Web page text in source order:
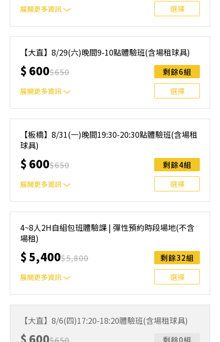
展開更多資訊
選擇
制。歡迎邀請親友一同報名參加，享受團體運動樂趣！ 如
人數未達開班門檻，或因天候不佳無法如期舉行，POA將視
情況安排延期或併班處理。 ⚠️ 報名完成後，如因天候因素
無法上課，僅提供課程延期選項，恕不退費，請參閱【報名
與課程異動規則】。報名後視為您已同意上述規則。
【大直】8/29(六)晚間9-10點體驗班(含場租球具)
$ 600$650
展開更多資訊
剩餘6組
選擇
制。歡迎邀請親友一同報名參加，享受團體運動樂趣！ 如
人數未達開班門檻，或因天候不佳無法如期舉行，POA將視
情況安排延期或併班處理。 ⚠️ 報名完成後，如因天候因素
無法上課，僅提供課程延期選項，恕不退費，請參閱【報名
與課程異動規則】。報名後視為您已同意上述規則。
【板橋】8/31(一)晚間19:30-20:30點體驗班(含場租
球具)
$ 600$650
展開更多資訊
剩餘4組
選擇
制。歡迎邀請親友一同報名參加，享受團體運動樂趣！ 如
人數未達開班門檻，或因天候不佳無法如期舉行，POA將視
情況安排延期或併班處理。 ⚠️ 報名完成後，如因天候因素
無法上課，僅提供課程延期選項，恕不退費，請參閱【報名
與課程異動規則】。報名後視為您已同意上述規則。
4~8人2H自組包班體驗課 | 彈性預約時段場地(不含
場租)
$5,400$5,800
展開更多資訊
剩餘32組
選擇
和、萬華、桃園，將會依照預約時間與地點為您安排合適的
【大直】8/6(四)17:20-18:20體驗班(含場租球具)
$ 600 剩餘0組